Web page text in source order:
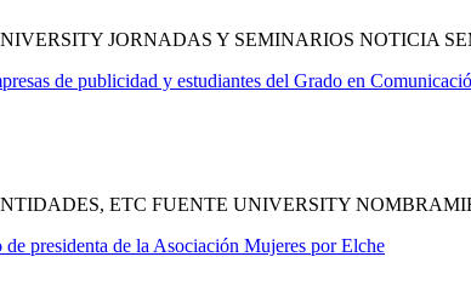
JORNADAS Y SEMINARIOS NOTICIA
de publicidad y estudiantes del Grado en
ETC FUENTE UNIVERSITY
presidenta de la Asociación Mujeres por Elche